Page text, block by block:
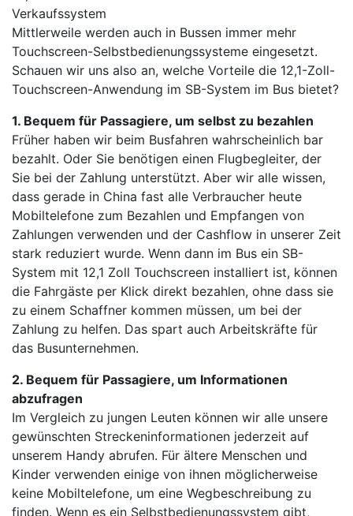
Verkaufssystem
Mittlerweile werden auch in Bussen immer mehr
Touchscreen-Selbstbedienungssysteme eingesetzt.
Schauen wir uns also an, welche Vorteile die 12,1-Zoll-
Touchscreen-Anwendung im SB-System im Bus bietet?
1. Bequem für Passagiere, um selbst zu bezahlen
Früher haben wir beim Busfahren wahrscheinlich bar
bezahlt. Oder Sie benötigen einen Flugbegleiter, der
Sie bei der Zahlung unterstützt. Aber wir alle wissen,
dass gerade in China fast alle Verbraucher heute
Mobiltelefone zum Bezahlen und Empfangen von
Zahlungen verwenden und der Cashflow in unserer Zeit
stark reduziert wurde. Wenn dann im Bus ein SB-
System mit 12,1 Zoll Touchscreen installiert ist, können
die Fahrgäste per Klick direkt bezahlen, ohne dass sie
zu einem Schaffner kommen müssen, um bei der
Zahlung zu helfen. Das spart auch Arbeitskräfte für
das Busunternehmen.
2. Bequem für Passagiere, um Informationen
abzufragen
Im Vergleich zu jungen Leuten können wir alle unsere
gewünschten Streckeninformationen jederzeit auf
unserem Handy abrufen. Für ältere Menschen und
Kinder verwenden einige von ihnen möglicherweise
keine Mobiltelefone, um eine Wegbeschreibung zu
finden. Wenn es ein Selbstbedienungssystem gibt,